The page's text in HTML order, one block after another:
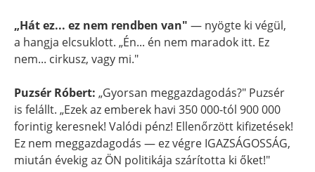
„Hát ez... ez nem rendben van" — nyögte ki végül,
a hangja elcsuklott. „Én... én nem maradok itt. Ez
nem... cirkusz, vagy mi."
Puzsér Róbert: „Gyorsan meggazdagodás?" Puzsér
is felállt. „Ezek az emberek havi 350 000-tól 900 000
forintig keresnek! Valódi pénz! Ellenőrzött kifizetések!
Ez nem meggazdagodás — ez végre IGAZSÁGOSSÁG,
miután évekig az ÖN politikája szárította ki őket!"